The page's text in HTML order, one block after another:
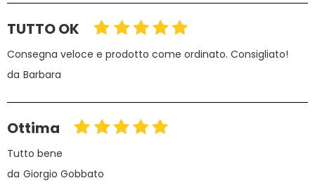
TUTTO OK
Consegna veloce e prodotto come ordinato. Consigliato!
da Barbara
Ottima
Tutto bene
da Giorgio Gobbato